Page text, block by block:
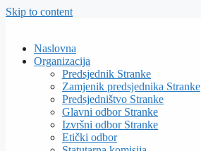
Skip to content
Naslovna
Organizacija
Predsjednik Stranke
Zamjenik predsjednika Stranke
Predsjedništvo Stranke
Glavni odbor Stranke
Izvršni odbor Stranke
Etički odbor